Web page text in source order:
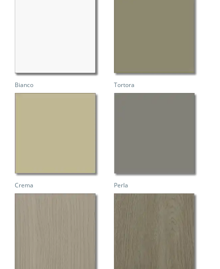
Bianco Tortora
Crema Perla